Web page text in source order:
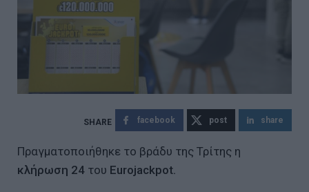
facebook post share
Πραγματοποιήθηκε το βράδυ της Τρίτης η
κλήρωση 24 του Eurojackpot.